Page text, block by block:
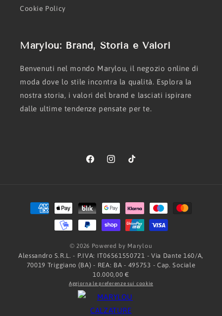
Cookie Policy
Marylou: Brand, Storia e Valori
Benvenuti nel mondo Marylou, il negozio online di
moda dove lo stile incontra la qualità. Esplora la
nostra storia, i valori del brand e lasciati ispirare
dalle ultime tendenze pensate per te.
FacebookInstagramTikTok
Metodi
di
pagamento
© 2026 Powered by Marylou
Alessandro S.R.L. - P.IVA: IT06561550721 - Via Dante 160/A,
70019 Triggiano (BA) - REA: BA - 495753 - Cap. Sociale
10.000,00 €
Aggiorna le preferenze sui cookie